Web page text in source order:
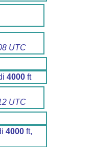
UTC
4000ft
UTC
4000ft,